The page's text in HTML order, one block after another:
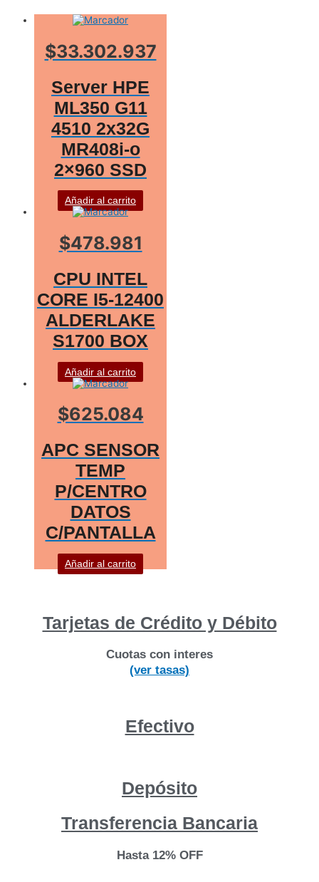
$33.302.937
Server HPE
ML350 G11
4510 2x32G
MR408i-o
2×960 SSD
Añadir al carrito
$478.981
CPU INTEL
CORE I5-12400
ALDERLAKE
S1700 BOX
Añadir al carrito
$625.084
APC SENSOR
TEMP
P/CENTRO
DATOS
C/PANTALLA
Añadir al carrito
Tarjetas de Crédito y Débito
Cuotas con interes
(ver tasas)
Efectivo
Depósito
Transferencia Bancaria
Hasta 12% OFF